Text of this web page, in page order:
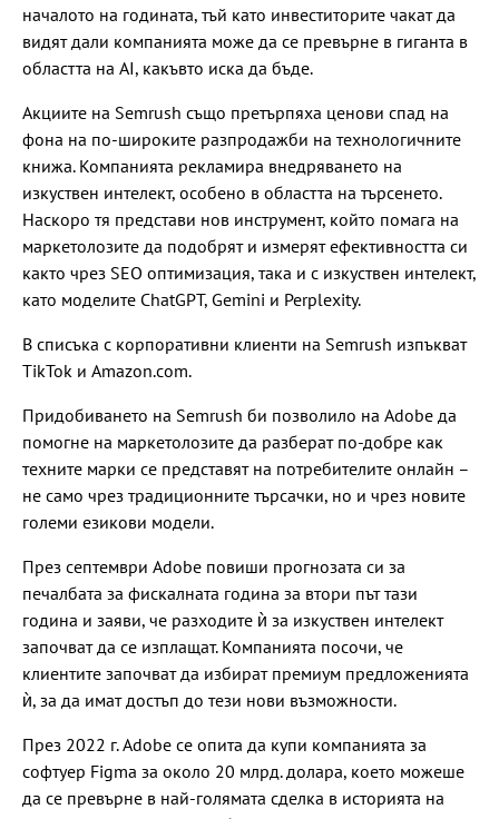
началото на годината, тъй като инвеститорите чакат да
видят дали компанията може да се превърне в гиганта в
областта на AI, какъвто иска да бъде.
Акциите на Semrush също претърпяха ценови спад на
фона на по-широките разпродажби на технологичните
книжа. Компанията рекламира внедряването на
изкуствен интелект, особено в областта на търсенето.
Наскоро тя представи нов инструмент, който помага на
маркетолозите да подобрят и измерят ефективността си
както чрез SEO оптимизация, така и с изкуствен интелект,
като моделите ChatGPT, Gemini и Perplexity.
В списъка с корпоративни клиенти на Semrush изпъкват
TikTok и Amazon.com.
Придобиването на Semrush би позволило на Adobe да
помогне на маркетолозите да разберат по-добре как
техните марки се представят на потребителите онлайн –
не само чрез традиционните търсачки, но и чрез новите
големи езикови модели.
През септември Adobe повиши прогнозата си за
печалбата за фискалната година за втори път тази
година и заяви, че разходите ѝ за изкуствен интелект
започват да се изплащат. Компанията посочи, че
клиентите започват да избират премиум предложенията
ѝ, за да имат достъп до тези нови възможности.
През 2022 г. Adobe се опита да купи компанията за
софтуер Figma за около 20 млрд. долара, което можеше
да се превърне в най-голямата сделка в историята на